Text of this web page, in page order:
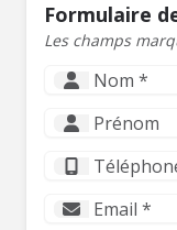
Formulaire
Les champs